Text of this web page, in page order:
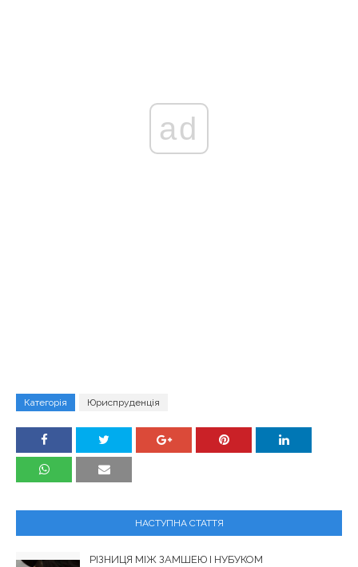
ad
Категорія Юриспруденція
НАСТУПНА СТАТТЯ
РІЗНИЦЯ МІЖ ЗАМШЕЮ І НУБУКОМ